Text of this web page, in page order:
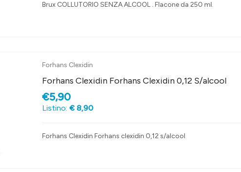
Brux COLLUTORIO SENZA ALCOOL . Flacone da 250 ml.
Forhans Clexidin
Forhans Clexidin Forhans Clexidin 0,12 S/alcool
€5,90
Listino: € 8,90
Forhans Clexidin Forhans clexidin 0,12 s/alcool